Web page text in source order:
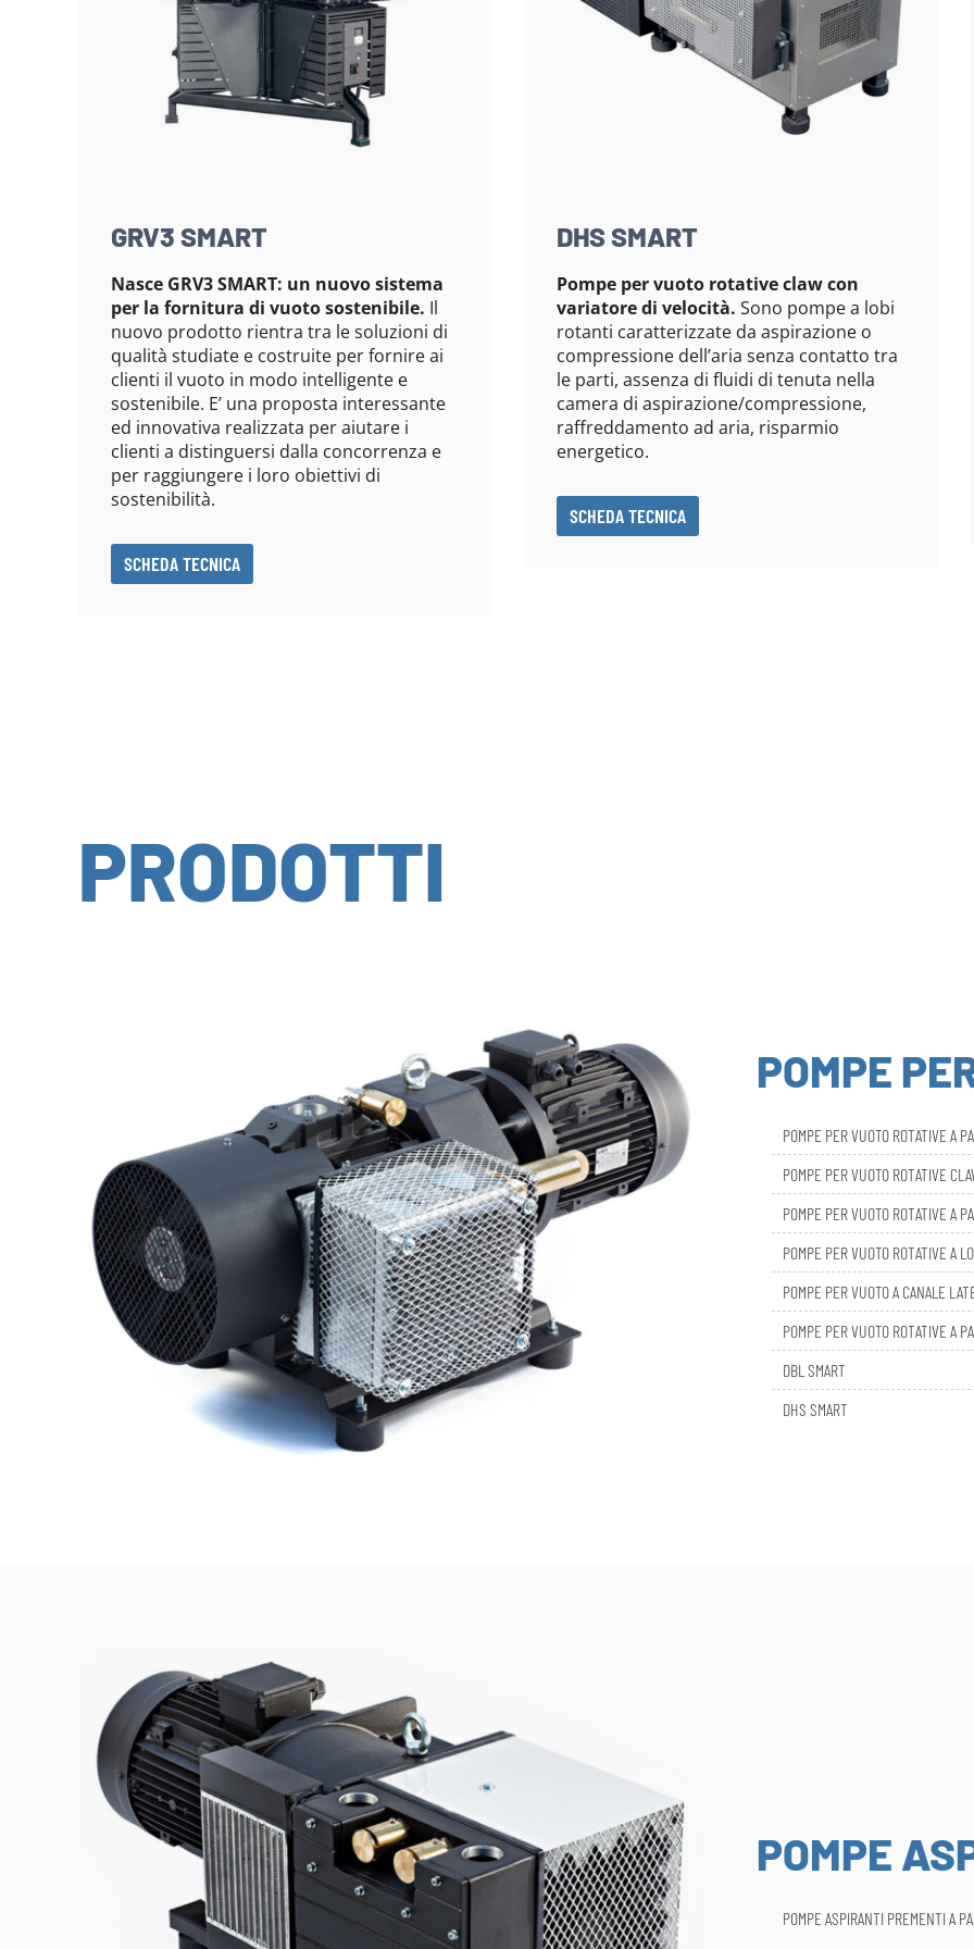
GRV3 SMART
Nasce GRV3 SMART: un nuovo sistema
per la fornitura di vuoto sostenibile. Il
nuovo prodotto rientra tra le soluzioni di
qualità studiate e costruite per fornire ai
clienti il vuoto in modo intelligente e
sostenibile. E’ una proposta interessante
ed innovativa realizzata per aiutare i
clienti a distinguersi dalla concorrenza e
per raggiungere i loro obiettivi di
sostenibilità.
SCHEDA TECNICA
DHS SMART
Pompe per vuoto rotative claw con
variatore di velocità. Sono pompe a lobi
rotanti caratterizzate da aspirazione o
compressione dell’aria senza contatto tra
le parti, assenza di fluidi di tenuta nella
camera di aspirazione/compressione,
raffreddamento ad aria, risparmio
energetico.
SCHEDA TECNICA
PRODOTTI
POMPE
POMPE PER VUOTO ROTATIVE A
POMPE PER VUOTO ROTATIVE
POMPE PER VUOTO ROTATIVE A
POMPE PER VUOTO ROTATIVE A
POMPE PER VUOTO A CANALE
POMPE PER VUOTO ROTATIVE A
DBL SMART
DHS SMART
POMPE
POMPE ASPIRANTI PREMENTI A